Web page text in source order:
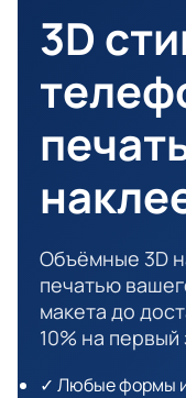
3D
Объёмные 3D
печатью
макета до
10% на
✓ Любые формы